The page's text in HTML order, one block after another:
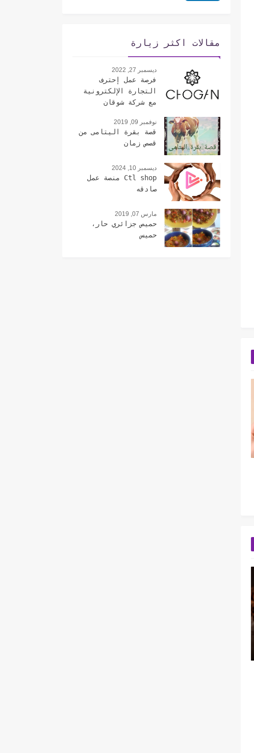
مقالات اكثر زيارة
ديسمبر 27, 2022
فرصة عمل إحترف
التجارة الإلكترونية
مع شركة شوقان
نوفمبر 09, 2019
قصة بقرة اليتامى من
قصص زمان
ديسمبر 10, 2024
Ctl shop منصة عمل
صادقه
مارس 07, 2019
حميص جزائري حار،
حميس